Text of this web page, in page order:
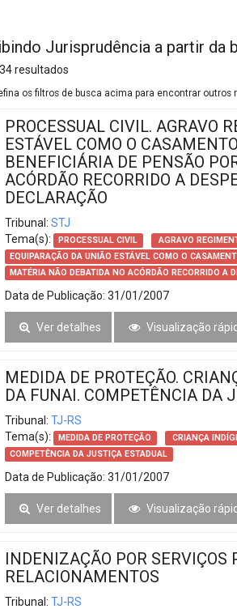
Jurisprudência a partir da
resultados
os filtros de busca acima para encontrar outros
PROCESSUAL CIVIL. AGRAVO
ESTÁVEL COMO O
BENEFICIÁRIA DE PENSÃO
ACÓRDÃO RECORRIDO A
DECLARAÇÃO
Tribunal: STJ
Tema(s):
PROCESSUAL CIVIL
AGRAVO
EQUIPARAÇÃO DA UNIÃO ESTÁVEL COMO O
MATÉRIA NÃO DEBATIDA NO ACÓRDÃO RECORRIDO A
Data de Publicação: 31/01/2007
Ver detalhes Visualização
MEDIDA DE PROTEÇÃO.
DA FUNAI. COMPETÊNCIA DA
Tribunal: TJ-RS
Tema(s):
MEDIDA DE PROTEÇÃO
CRIANÇA
COMPETÊNCIA DA JUSTIÇA ESTADUAL
Data de Publicação: 31/01/2007
Ver detalhes Visualização
INDENIZAÇÃO POR SERVIÇOS
RELACIONAMENTOS
Tribunal: TJ-RS